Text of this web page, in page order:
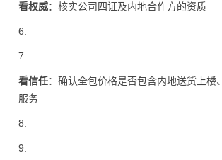
看权威：核实公司四证及内地合作方的资质
6.
7.
看信任：确认全包价格是否包含内地送货上楼
服务
8.
9.